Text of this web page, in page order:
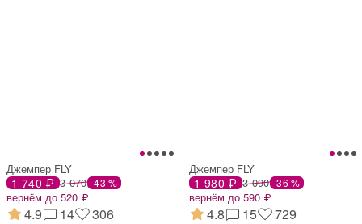
Джемпер FLY
1 740 ₽ 3 070 -43 %
вернём до 520 ₽
4.9 14 306
Джемпер FLY
1 980 ₽ 3 090 -36 %
вернём до 590 ₽
4.8 15 729